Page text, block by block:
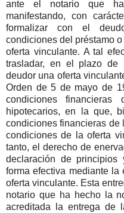
ante el notario que
manifestando, con
formalizar con el
condiciones del préstamo
oferta vinculante. A tal
trasladar, en el plazo de
deudor una oferta
Orden de 5 de mayo de
condiciones
hipotecarios, en la que,
condiciones financieras de
condiciones de la oferta
tanto, el derecho de
declaración de
forma efectiva mediante
oferta vinculante. Esta
notario que ha hecho la
acreditada la entrega de